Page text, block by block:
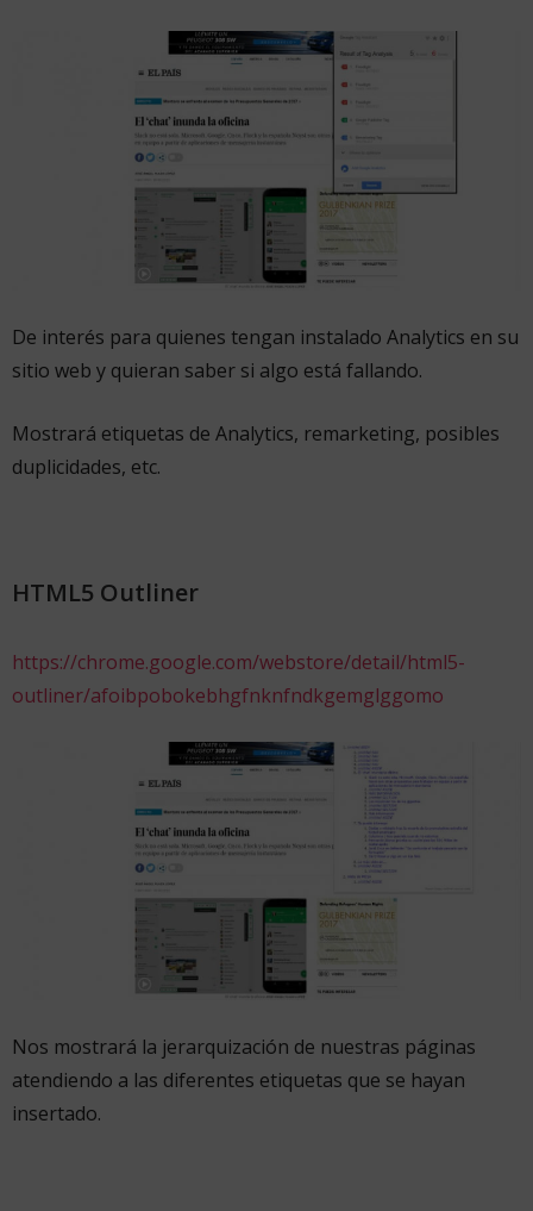
De interés para quienes tengan instalado Analytics en su
sitio web y quieran saber si algo está fallando.
Mostrará etiquetas de Analytics, remarketing, posibles
duplicidades, etc.
HTML5 Outliner
https://chrome.google.com/webstore/detail/html5-
outliner/afoibpobokebhgfnknfndkgemglggomo
Nos mostrará la jerarquización de nuestras páginas
atendiendo a las diferentes etiquetas que se hayan
insertado.